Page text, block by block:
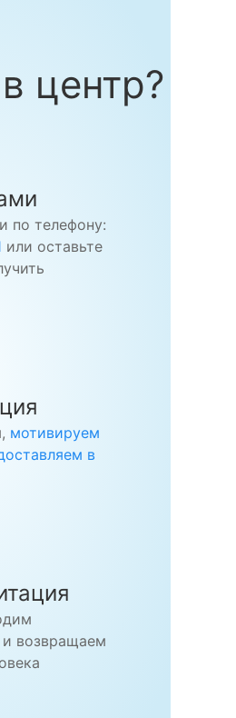
центр?
по телефону:
или оставьте
мотивируем
в
возвращаем